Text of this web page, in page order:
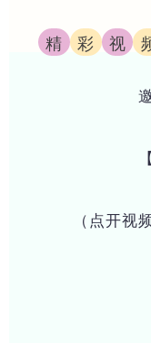
精 彩 视
（点开视